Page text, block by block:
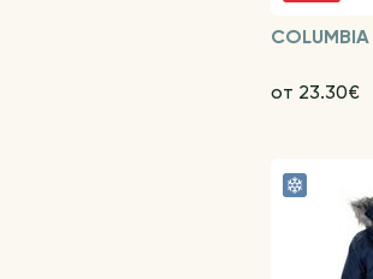
COLUMBIA
от 23.30€